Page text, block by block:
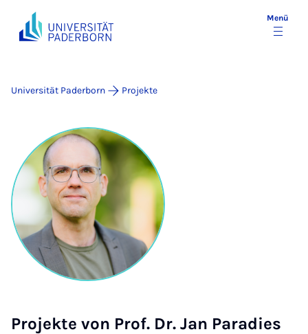
Menü
Universität Paderborn Projekte
Projekte von Prof. Dr. Jan Paradies